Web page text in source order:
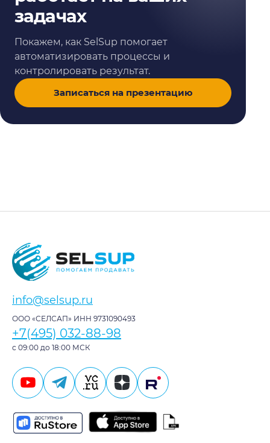
задачах
Покажем, как SelSup помогает
автоматизировать процессы и
контролировать результат.
Записаться на презентацию
info@selsup.ru
ООО «СЕЛСАП» ИНН 9731090493
+7(495) 032-88-98
с 09:00 до 18:00 МСК